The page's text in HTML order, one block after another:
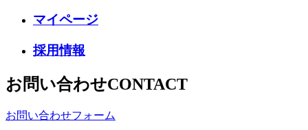
マイページ
採用情報
お問い合わせCONTACT
お問い合わせフォーム